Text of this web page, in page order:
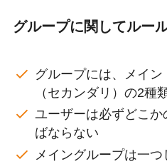
グループに関してルー
グループには、メイ
（セカンダリ）の2種
ユーザーは必ずどこ
ばならない
メイングループは一つ